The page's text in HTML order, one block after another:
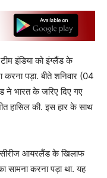
इंडिया को इंग्लैंड के
पड़ा. बीते शनिवार (04
भारत के जरिए दिए गए
हासिल की. इस हार के साथ
आयरलैंड के खिलाफ
करना पड़ा था. यह